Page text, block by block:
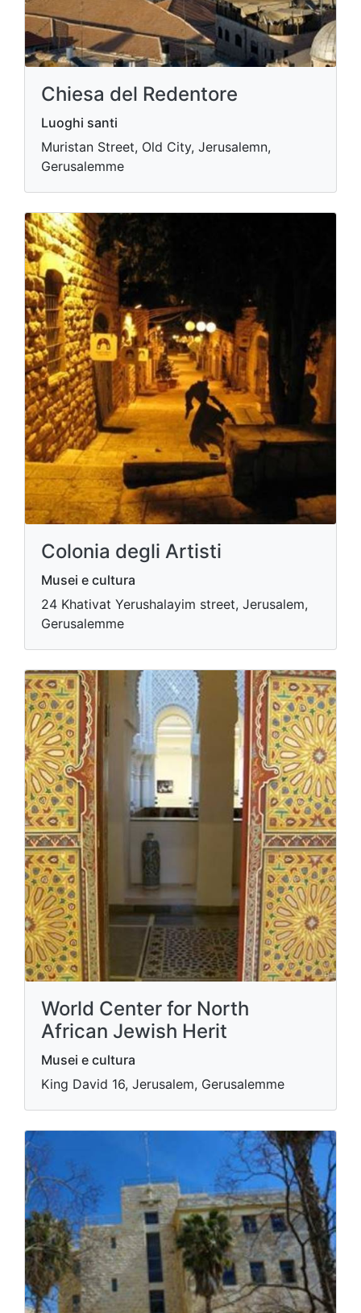
Chiesa del Redentore
Luoghi santi
Muristan Street, Old City, Jerusalemn,
Gerusalemme
Colonia degli Artisti
Musei e cultura
24 Khativat Yerushalayim street, Jerusalem,
Gerusalemme
World Center for North
African Jewish Herit
Musei e cultura
King David 16, Jerusalem, Gerusalemme